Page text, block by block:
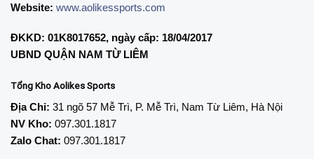
Website: www.aolikessports.com
ĐKKD: 01K8017652, ngày cấp: 18/04/2017
UBND QUẬN NAM TỪ LIÊM
Tổng Kho Aolikes Sports
Địa Chỉ: 31 ngõ 57 Mễ Trì, P. Mễ Trì, Nam Từ Liêm, Hà Nội
NV Kho: 097.301.1817
Zalo Chat: 097.301.1817